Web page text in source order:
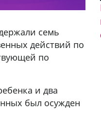
семь
действий по
по
и два
был осужден